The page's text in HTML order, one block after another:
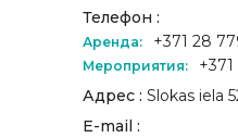
Телефон :
Аренда: +371 28
Мероприятия:
+371
Адрес : Slokas iela
E-mail :